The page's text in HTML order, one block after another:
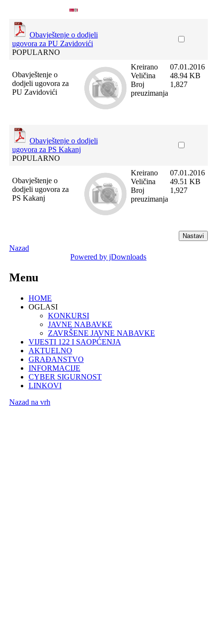
Obavještenje o dodjeli
ugovora za PU Zavidovići
POPULARNO
Obavještenje o
dodjeli ugovora za
PU Zavidovići
Kreirano
Veličina
Broj
preuzimanja
07.01.2016
48.94 KB
1,827
Obavještenje o dodjeli
ugovora za PS Kakanj
POPULARNO
Obavještenje o
dodjeli ugovora za
PS Kakanj
Kreirano
Veličina
Broj
preuzimanja
07.01.2016
49.51 KB
1,927
Nazad
Powered by jDownloads
Menu
HOME
OGLASI
KONKURSI
JAVNE NABAVKE
ZAVRŠENE JAVNE NABAVKE
VIJESTI 122 I SAOPĆENJA
AKTUELNO
GRAĐANSTVO
INFORMACIJE
CYBER SIGURNOST
LINKOVI
Nazad na vrh